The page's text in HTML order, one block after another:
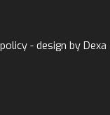
- design by Dexa